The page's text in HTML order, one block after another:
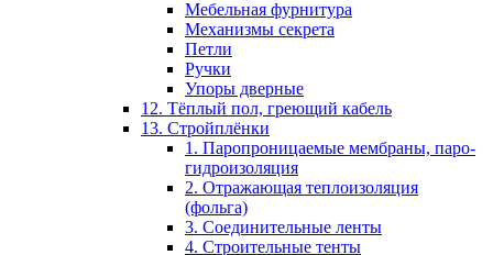
Мебельная фурнитура
Механизмы секрета
Петли
Ручки
Упоры дверные
12. Тёплый пол, греющий кабель
13. Стройплёнки
1. Паропроницаемые мембраны, паро-
гидроизоляция
2. Отражающая теплоизоляция
(фольга)
3. Соединительные ленты
4. Строительные тенты